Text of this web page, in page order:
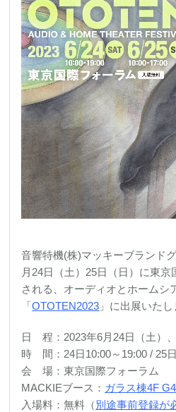
音響特機(株)マッキーブランド
月24日（土）25日（日）に東
される、オーディオとホームシ
「OTOTEN2023 」に出展いたし
日 程：2023年6月24日（土）、
時 間：24日10:00～19:00 / 25
会 場：東京国際フォーラム
MACKIEブース： ガラス棟4F
入場料：無料（別途事前登録が